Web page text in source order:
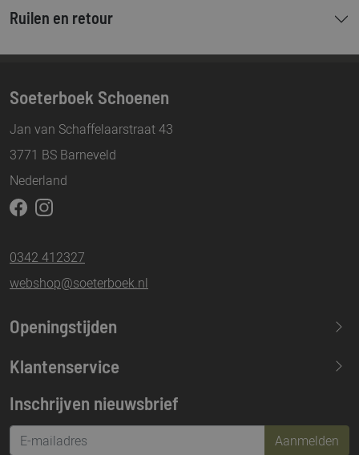
Ruilen en retour
Soeterboek Schoenen
Jan van Schaffelaarstraat 43
3771 BS Barneveld
Nederland
0342 412327
webshop@soeterboek.nl
Openingstijden
Maandag
13.30-17.30
Woensdag
Donderdag
09.30-17.30
Klantenservice
Inschrijven nieuwsbrief
Aanmelden